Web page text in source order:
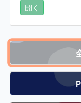
開く